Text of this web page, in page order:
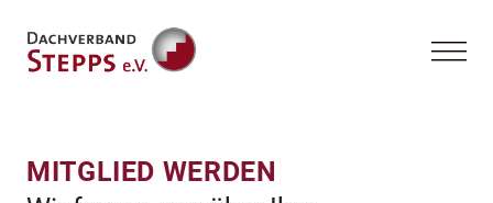
MITGLIED WERDEN